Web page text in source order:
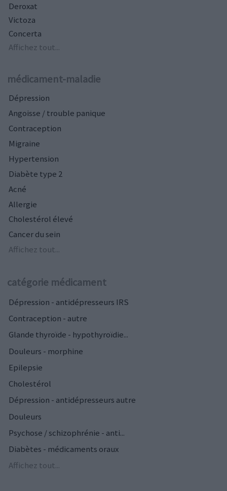
Deroxat
Victoza
Concerta
Affichez tout...
médicament-maladie
Dépression
Angoisse / trouble panique
Contraception
Migraine
Hypertension
Diabète type 2
Acné
Allergie
Cholestérol élevé
Cancer du sein
Affichez tout...
catégorie médicament
Dépression - antidépresseurs IRS
Contraception - autre
Glande thyroïde - hypothyroïdie...
Douleurs - morphine
Epilepsie
Cholestérol
Dépression - antidépresseurs autre
Douleurs
Psychose / schizophrénie - anti...
Diabètes - médicaments oraux
Affichez tout...